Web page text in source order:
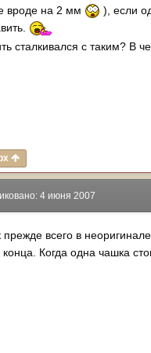
вроде на 2 мм
), если
сталкивался с таким? В
4 июня 2007
прежде всего в
Когда одна чашка